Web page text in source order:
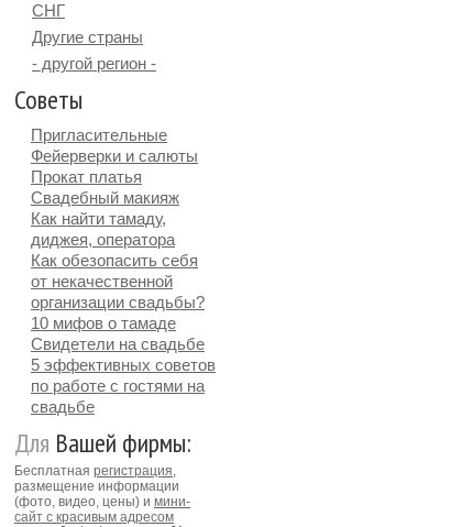
СНГ
Другие страны
- другой регион -
Советы
Пригласительные
Фейерверки и салюты
Прокат платья
Свадебный макияж
Как найти тамаду,
диджея, оператора
Как обезопасить себя
от некачественной
организации свадьбы?
10 мифов о тамаде
Свидетели на свадьбе
5 эффективных советов
по работе с гостями на
свадьбе
Для Вашей фирмы:
Бесплатная регистрация,
размещение информации
(фото, видео, цены) и мини-
сайт с красивым адресом